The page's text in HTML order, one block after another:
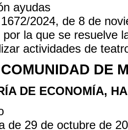
ayudas
2024, de 8 de
por la que se resuelve
actividades de
DE
DE ECONOMÍA,
de 29 de octubre de